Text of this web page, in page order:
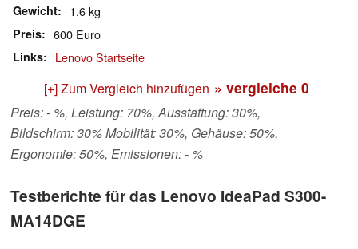
Gewicht 1.6 kg
Preis 600 Euro
Links Lenovo Startseite
[+] Zum Vergleich hinzufügen » vergleiche 0
Preis: - %, Leistung: 70%, Ausstattung: 30%,
Bildschirm: 30% Mobilität: 30%, Gehäuse: 50%,
Ergonomie: 50%, Emissionen: - %
Testberichte für das Lenovo IdeaPad S300-
MA14DGE